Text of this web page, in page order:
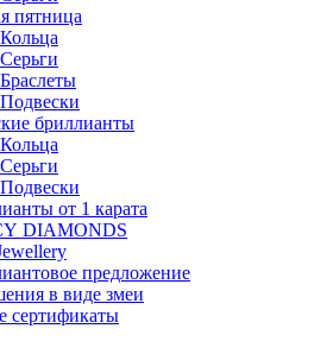
пятница
Кольца
Серьги
Браслеты
Подвески
бриллианты
Кольца
Серьги
Подвески
от 1 карата
DIAMONDS
предложение
в виде змеи
сертификаты